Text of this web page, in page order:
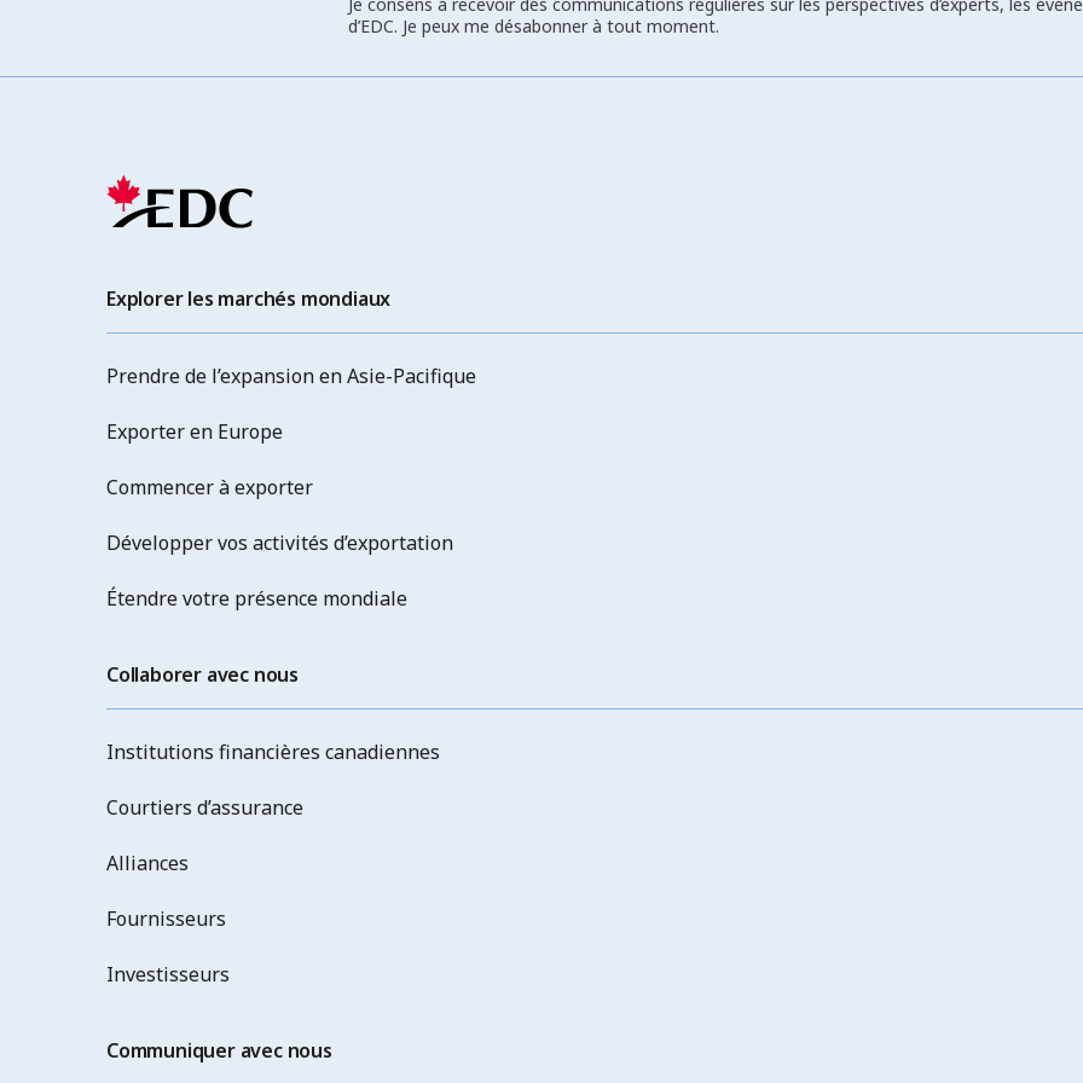
d’EDC. Je peux me désabonner à tout moment.
Explorer les marchés mondiaux
Prendre de l’expansion en Asie-Pacifique
Exporter en Europe
Commencer à exporter
Développer vos activités d’exportation
Étendre votre présence mondiale
Collaborer avec nous
Institutions financières canadiennes
Courtiers d’assurance
Alliances
Fournisseurs
Investisseurs
Communiquer avec nous